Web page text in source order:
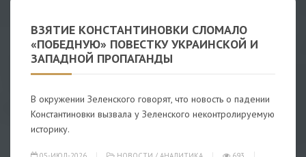
ВЗЯТИЕ КОНСТАНТИНОВКИ СЛОМАЛО
«ПОБЕДНУЮ» ПОВЕСТКУ УКРАИНСКОЙ И
ЗАПАДНОЙ ПРОПАГАНДЫ
В окружении Зеленского говорят, что новость о падении
Константиновки вызвала у Зеленского неконтролируемую
историку.